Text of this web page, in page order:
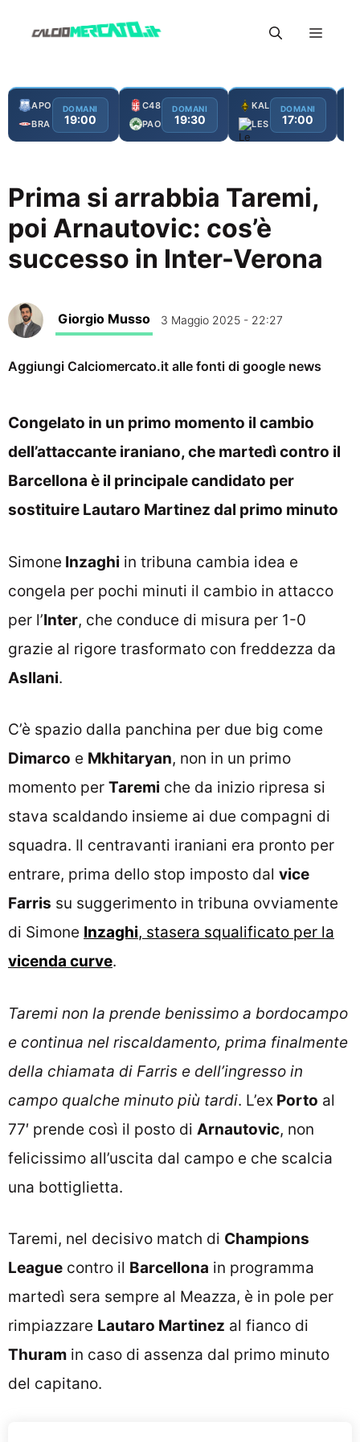
Menu
APO
BRA
DOMANI
19:00
C48
PAO
DOMANI
19:30
KAL
LES
DOMANI
17:00
Prima si arrabbia Taremi,
poi Arnautovic: cos’è
successo in Inter-Verona
Giorgio Musso 3 Maggio 2025 - 22:27
Aggiungi Calciomercato.it alle fonti di google news
Congelato in un primo momento il cambio
dell’attaccante iraniano, che martedì contro il
Barcellona è il principale candidato per
sostituire Lautaro Martinez dal primo minuto
Simone Inzaghi in tribuna cambia idea e
congela per pochi minuti il cambio in attacco
per l’Inter, che conduce di misura per 1-0
grazie al rigore trasformato con freddezza da
Asllani.
C’è spazio dalla panchina per due big come
Dimarco e Mkhitaryan, non in un primo
momento per Taremi che da inizio ripresa si
stava scaldando insieme ai due compagni di
squadra. Il centravanti iraniani era pronto per
entrare, prima dello stop imposto dal vice
Farris su suggerimento in tribuna ovviamente
di Simone Inzaghi, stasera squalificato per la
vicenda curve.
Taremi non la prende benissimo a bordocampo
e continua nel riscaldamento, prima finalmente
della chiamata di Farris e dell’ingresso in
campo qualche minuto più tardi. L’ex Porto al
77′ prende così il posto di Arnautovic, non
felicissimo all’uscita dal campo e che scalcia
una bottiglietta.
Taremi, nel decisivo match di Champions
League contro il Barcellona in programma
martedì sera sempre al Meazza, è in pole per
rimpiazzare Lautaro Martinez al fianco di
Thuram in caso di assenza dal primo minuto
del capitano.